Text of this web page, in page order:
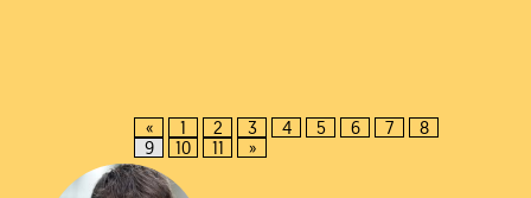
« 1 2 3 4 5 6 7
8
9
10 11 »